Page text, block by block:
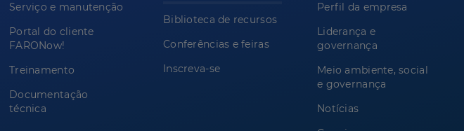
Serviço e manutenção
Portal do cliente
FARONow!
Treinamento
Documentação
técnica
Biblioteca de recursos
Conferências e feiras
Inscreva-se
Perfil da empresa
Liderança e
governança
Meio ambiente, social
e governança
Notícias